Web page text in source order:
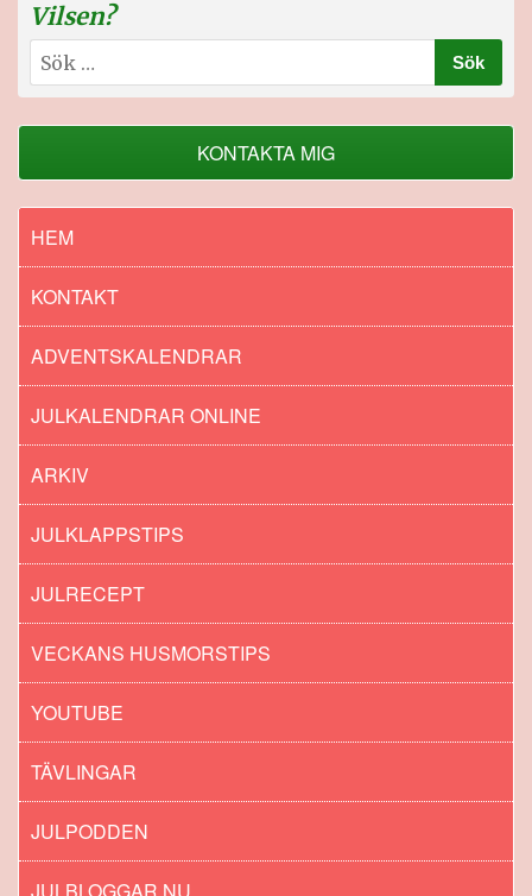
Vilsen?
Sök
efter:
KONTAKTA MIG
HEM
KONTAKT
ADVENTSKALENDRAR
JULKALENDRAR ONLINE
ARKIV
JULKLAPPSTIPS
JULRECEPT
VECKANS HUSMORSTIPS
YOUTUBE
TÄVLINGAR
JULPODDEN